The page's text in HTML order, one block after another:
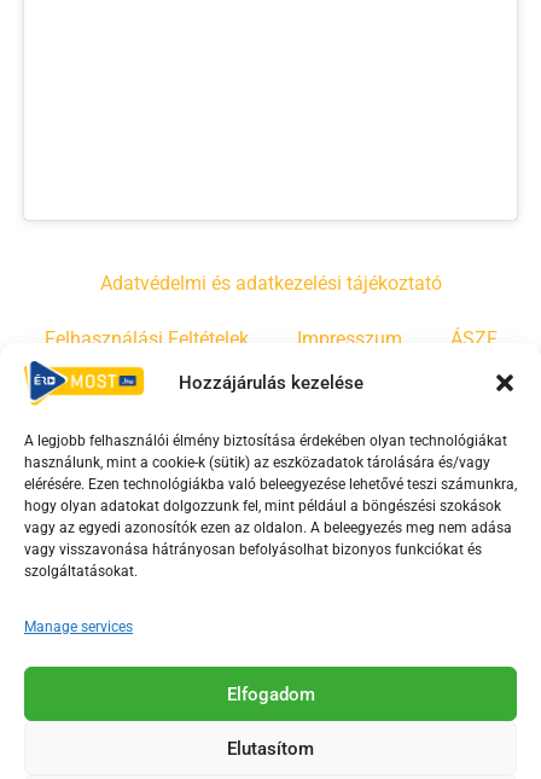
Hozzájárulás kezelése
A legjobb felhasználói élmény biztosítása érdekében olyan technológiákat
használunk, mint a cookie-k (sütik) az eszközadatok tárolására és/vagy
elérésére. Ezen technológiákba való beleegyezése lehetővé teszi számunkra,
hogy olyan adatokat dolgozzunk fel, mint például a böngészési szokások
vagy az egyedi azonosítók ezen az oldalon. A beleegyezés meg nem adása
vagy visszavonása hátrányosan befolyásolhat bizonyos funkciókat és
szolgáltatásokat.
Manage services
Elfogadom
Elutasítom
Adatvédelmi és adatkezelési tájékoztató
Felhasználási Feltételek Impresszum ÁSZF
Irányelvek Moderálási szabályzat
F
a
c
e
o
o
-
Y
o
u
t
b
e
s
T
i
k
Az Érd Média médiaszolgáltatási tevékenységét a
Médiatanács a Magyar Média Mecenatúra program